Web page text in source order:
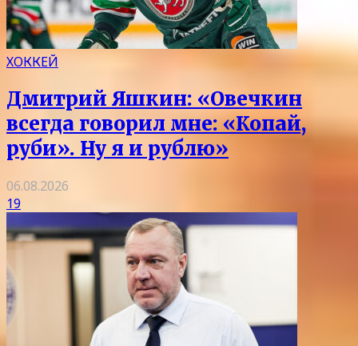
ХОККЕЙ
Дмитрий Яшкин: «Овечкин
всегда говорил мне: «Копай,
руби». Ну я и рублю»
06.08.2026
19